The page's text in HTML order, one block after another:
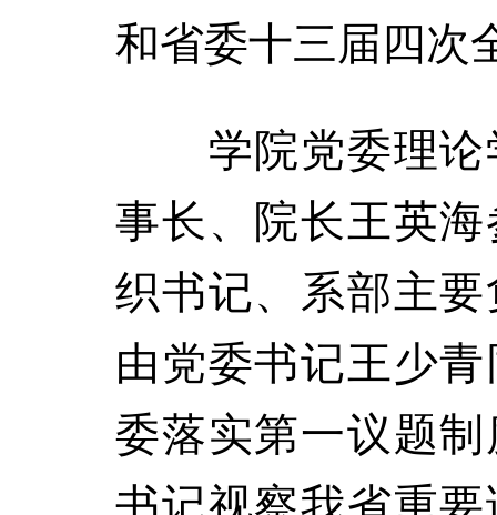
和省委十三届四次
学院党委理论
事长、院长王英
织书记、系部主
由党委书记王少
委落实第一议题